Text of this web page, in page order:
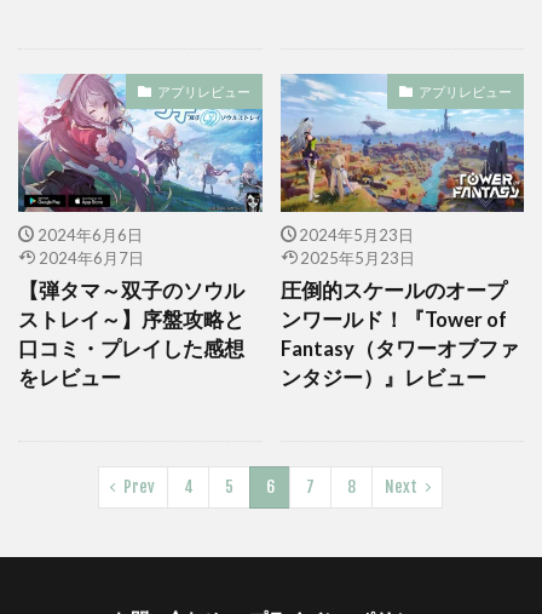
アプリレビュー
2024年6月6日
2024年6月7日
【弾タマ～双子のソウル
ストレイ～】序盤攻略と
口コミ・プレイした感想
をレビュー
アプリレビュー
2024年5月23日
2025年5月23日
圧倒的スケールのオープ
ンワールド！『Tower of
Fantasy（タワーオブファ
ンタジー）』レビュー
Prev 4 5 6 7 8 Next